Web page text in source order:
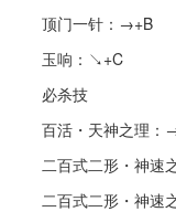
顶门一针：→+B
玉响：↘+C
必杀技
百活・天神之理：
二百式二形・神速
二百式二形・神速